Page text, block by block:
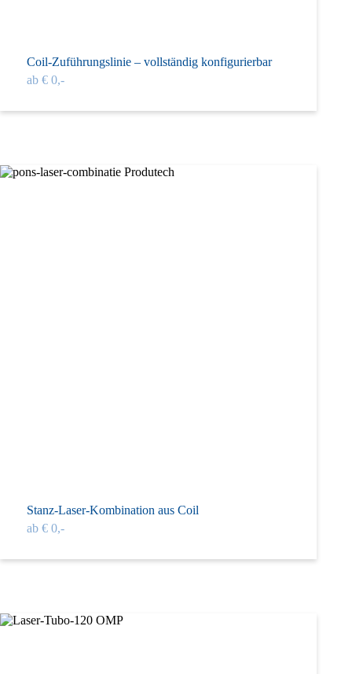
Coil-Zuführungslinie – vollständig konfigurierbar
ab € 0,-
Stanz-Laser-Kombination aus Coil
ab € 0,-